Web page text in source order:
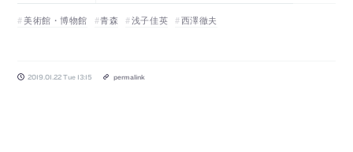
美術館・博物館 青森 浅子佳英 西澤徹夫
2019.01.22 Tue 13:15 permalink